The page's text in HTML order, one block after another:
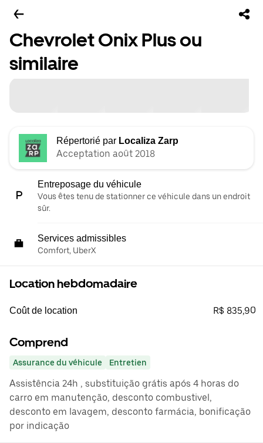
Chevrolet Onix Plus ou
similaire
Répertorié par Localiza Zarp
Acceptation août 2018
Entreposage du véhicule
Vous êtes tenu de stationner ce véhicule dans un endroit
sûr.
Services admissibles
Comfort, UberX
Location hebdomadaire
Coût de location R$ 835,90
Comprend
Assurance du véhicule Entretien
Assistência 24h , substituição grátis após 4 horas do
carro em manutenção, desconto combustivel,
desconto em lavagem, desconto farmácia, bonificação
por indicação